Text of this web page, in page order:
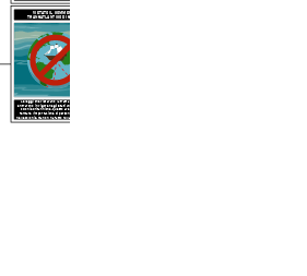
VIETATO IL COMMERCIO
TRANSATLANTICO DI SCHIAVI
Le leggi che vietavano la tratta degli schiavi
entrarono in vigore negli Stati Uniti e in tutte le
colonie britanniche. Questo aveva lo scopo di
fermare l'importazione di persone schiavizzate
nelle colonie, ma non ha fatto nulla per le persone
già lì.